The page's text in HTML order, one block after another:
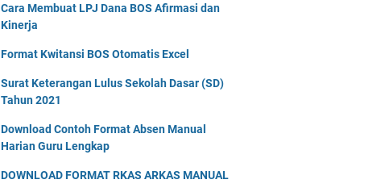
Cara Membuat LPJ Dana BOS Afirmasi dan
Kinerja
Format Kwitansi BOS Otomatis Excel
Surat Keterangan Lulus Sekolah Dasar (SD)
Tahun 2021
Download Contoh Format Absen Manual
Harian Guru Lengkap
DOWNLOAD FORMAT RKAS ARKAS MANUAL